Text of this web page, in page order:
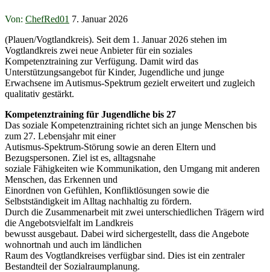
Von: ChefRed01 7. Januar 2026
(Plauen/Vogtlandkreis). Seit dem 1. Januar 2026 stehen im
Vogtlandkreis zwei neue Anbieter für ein soziales
Kompetenztraining zur Verfügung. Damit wird das
Unterstützungsangebot für Kinder, Jugendliche und junge
Erwachsene im Autismus-Spektrum gezielt erweitert und zugleich
qualitativ gestärkt.
Kompetenztraining für Jugendliche bis 27
Das soziale Kompetenztraining richtet sich an junge Menschen bis
zum 27. Lebensjahr mit einer
Autismus-Spektrum-Störung sowie an deren Eltern und
Bezugspersonen. Ziel ist es, alltagsnahe
soziale Fähigkeiten wie Kommunikation, den Umgang mit anderen
Menschen, das Erkennen und
Einordnen von Gefühlen, Konfliktlösungen sowie die
Selbstständigkeit im Alltag nachhaltig zu fördern.
Durch die Zusammenarbeit mit zwei unterschiedlichen Trägern wird
die Angebotsvielfalt im Landkreis
bewusst ausgebaut. Dabei wird sichergestellt, dass die Angebote
wohnortnah und auch im ländlichen
Raum des Vogtlandkreises verfügbar sind. Dies ist ein zentraler
Bestandteil der Sozialraumplanung.